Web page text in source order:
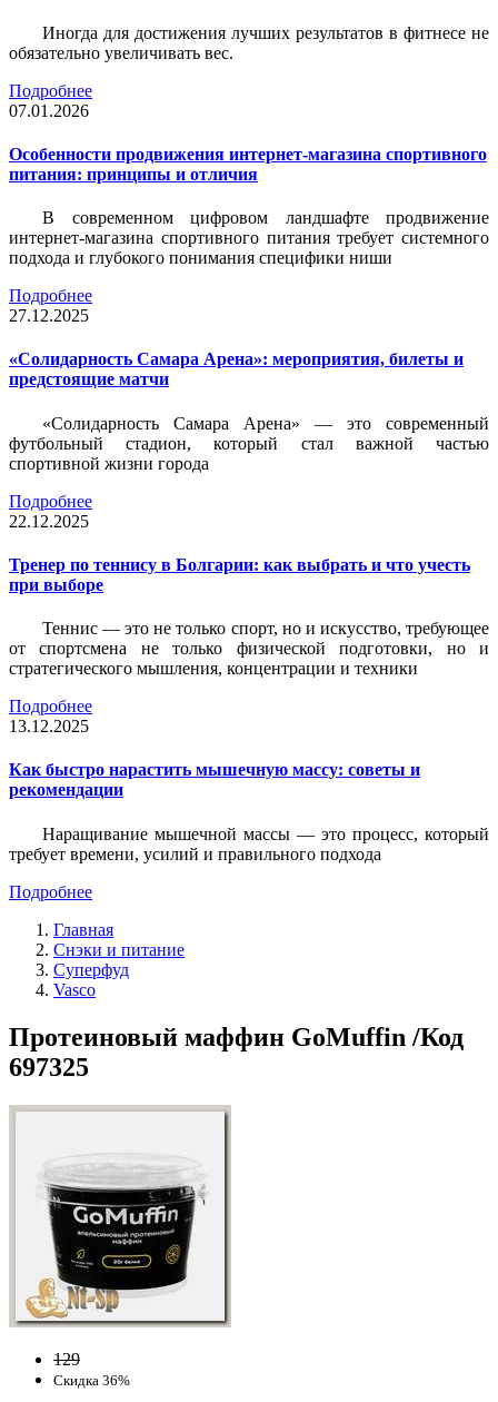
Иногда для достижения лучших результатов в фитнесе не
обязательно увеличивать вес.
Подробнее
07.01.2026
Особенности продвижения интернет-магазина спортивного
питания: принципы и отличия
В современном цифровом ландшафте продвижение
интернет-магазина спортивного питания требует системного
подхода и глубокого понимания специфики ниши
Подробнее
27.12.2025
«Солидарность Самара Арена»: мероприятия, билеты и
предстоящие матчи
«Солидарность Самара Арена» — это современный
футбольный стадион, который стал важной частью
спортивной жизни города
Подробнее
22.12.2025
Тренер по теннису в Болгарии: как выбрать и что учесть
при выборе
Теннис — это не только спорт, но и искусство, требующее
от спортсмена не только физической подготовки, но и
стратегического мышления, концентрации и техники
Подробнее
13.12.2025
Как быстро нарастить мышечную массу: советы и
рекомендации
Наращивание мышечной массы — это процесс, который
требует времени, усилий и правильного подхода
Подробнее
Главная
Снэки и питание
Суперфуд
Vasco
Протеиновый маффин GoMuffin /Код
697325
129
Скидка 36%